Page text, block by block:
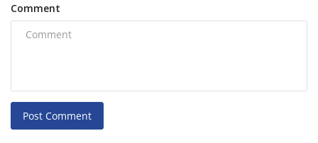
Comment
Post Comment